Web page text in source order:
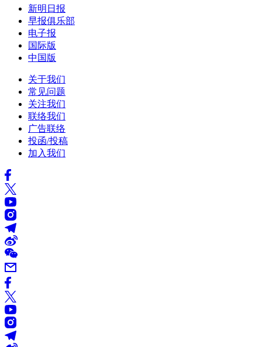
新明日报
早报俱乐部
电子报
国际版
中国版
关于我们
常见问题
关注我们
联络我们
广告联络
投函/投稿
加入我们